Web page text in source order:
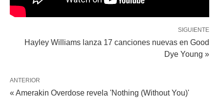
SIGUIENTE
Hayley Williams lanza 17 canciones nuevas en Good
Dye Young »
ANTERIOR
« Amerakin Overdose revela 'Nothing (Without You)'